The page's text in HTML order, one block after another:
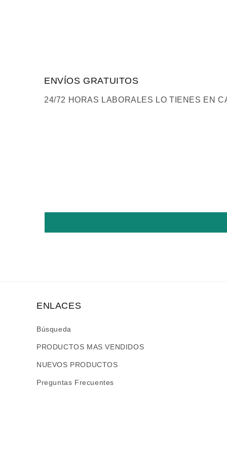
ENVÍOS GRATUITOS
24/72 HORAS LABORALES LO TIENES EN
ENLACES
Búsqueda
PRODUCTOS MAS VENDIDOS
NUEVOS PRODUCTOS
Preguntas Frecuentes